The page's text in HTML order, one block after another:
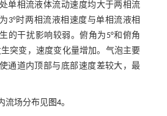
单相流液体流动速度均大于两相流
3°时两相流液相速度与单相流液相
的干扰影响较弱。俯角为5°和俯角
突变，速度变化量增加。气泡主要
通道内顶部与底部速度差较大，最
流场分布见图4。